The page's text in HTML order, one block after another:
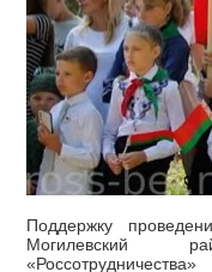
Поддержку
Могилевский